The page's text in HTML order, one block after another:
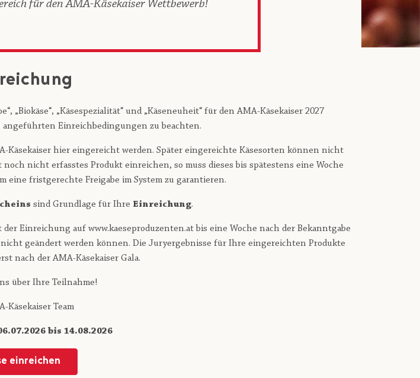
für den AMA-Käsekaiser Wettbewerb!
„Biokäse“, „Käsespezialität“ und „Käseneuheit“ für den AMA-Käsekaiser 2027
Einreichbedingungen zu beachten.
Käsekaiser hier eingereicht werden. Später eingereichte Käsesorten können nicht
nicht erfasstes Produkt einreichen, so muss dieses bis spätestens eine Woche
eine fristgerechte Freigabe im System zu garantieren.
sind Grundlage für Ihre Einreichung.
Einreichung auf www.kaeseproduzenten.at bis eine Woche nach der Bekanntgabe
geändert werden können. Die Juryergebnisse für Ihre eingereichten Produkte
nach der AMA-Käsekaiser Gala.
über Ihre Teilnahme!
Käsekaiser Team
bis 14.08.2026
einreichen